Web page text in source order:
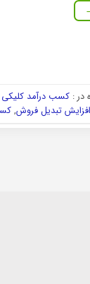
در :کسب درآمد
تبدیل فروش,